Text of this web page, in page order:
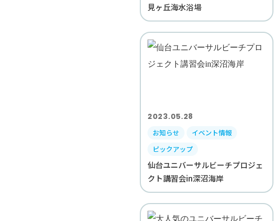
見ヶ丘海水浴場
2023.05.28
お知らせ
イベント情報
ピックアップ
仙台ユニバーサルビーチプロジェ
クト講習会in深沼海岸